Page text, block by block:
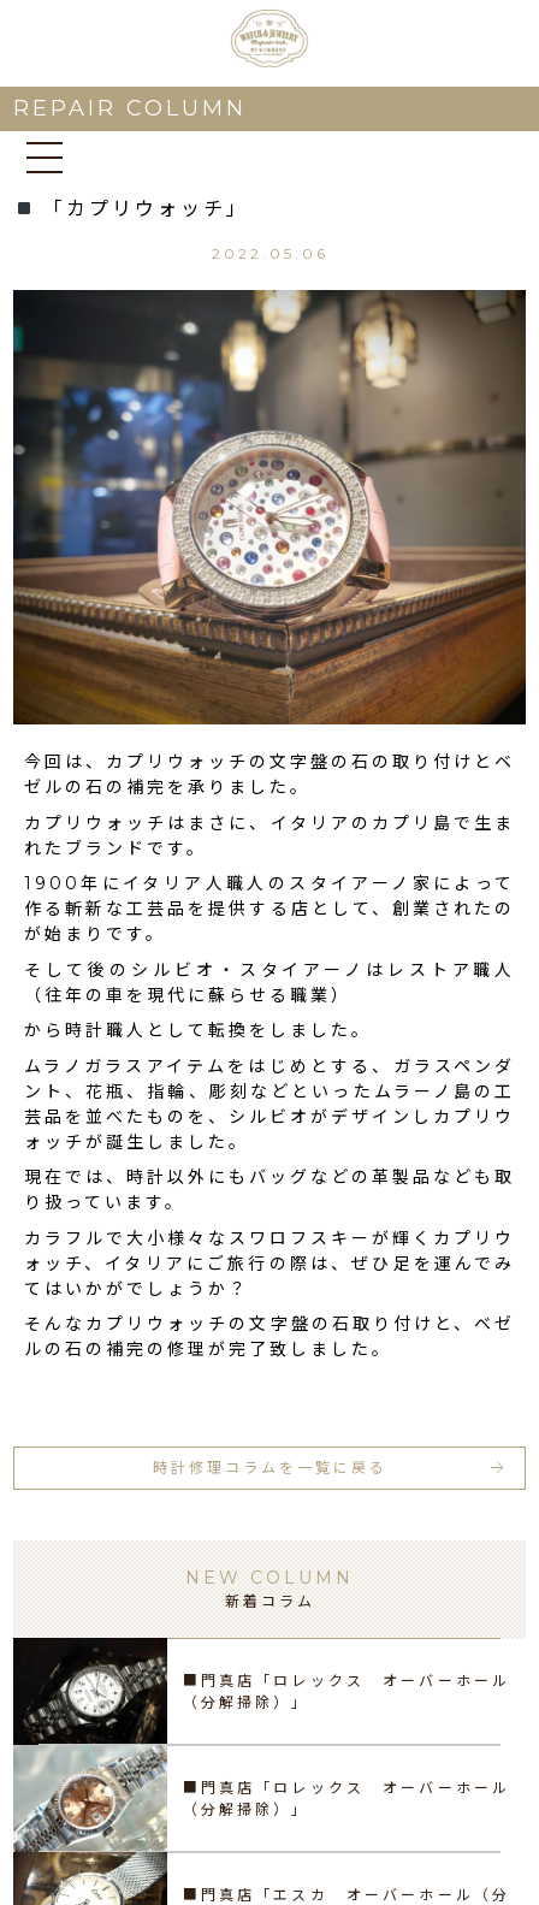
REPAIR COLUMN
「カプリウォッチ」
2022.05.06
今回は、カプリウォッチの文字盤の石の取り付けとベ
ゼルの石の補完を承りました。
カプリウォッチはまさに、イタリアのカプリ島で生ま
れたブランドです。
1900年にイタリア人職人のスタイアーノ家によって
作る斬新な工芸品を提供する店として、創業されたの
が始まりです。
そして後のシルビオ・スタイアーノはレストア職人
（往年の車を現代に蘇らせる職業）
から時計職人として転換をしました。
ムラノガラスアイテムをはじめとする、ガラスペンダ
ント、花瓶、指輪、彫刻などといったムラーノ島の工
芸品を並べたものを、シルビオがデザインしカプリウ
ォッチが誕生しました。
現在では、時計以外にもバッグなどの革製品なども取
り扱っています。
カラフルで大小様々なスワロフスキーが輝くカプリウ
ォッチ、イタリアにご旅行の際は、ぜひ足を運んでみ
てはいかがでしょうか？
そんなカプリウォッチの文字盤の石取り付けと、ベゼ
ルの石の補完の修理が完了致しました。
時計修理コラムを一覧に戻る
NEW COLUMN
新着コラム
■門真店「ロレックス オーバーホール
（分解掃除）」
■門真店「ロレックス オーバーホール
（分解掃除）」
■門真店「エスカ オーバーホール（分